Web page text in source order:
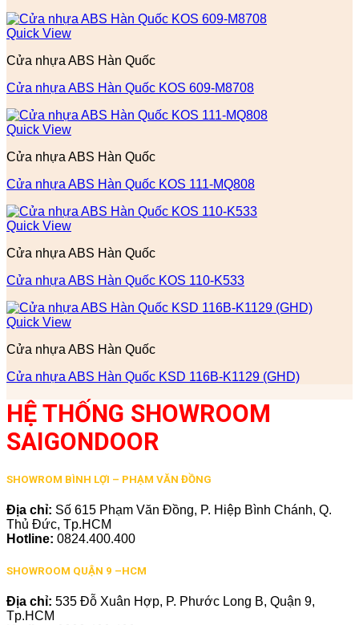
Quick View
Cửa nhựa ABS Hàn Quốc
Cửa nhựa ABS Hàn Quốc KOS 609-M8708
Quick View
Cửa nhựa ABS Hàn Quốc
Cửa nhựa ABS Hàn Quốc KOS 111-MQ808
Quick View
Cửa nhựa ABS Hàn Quốc
Cửa nhựa ABS Hàn Quốc KOS 110-K533
Quick View
Cửa nhựa ABS Hàn Quốc
Cửa nhựa ABS Hàn Quốc KSD 116B-K1129 (GHD)
HỆ THỐNG SHOWROOM
SAIGONDOOR
SHOWROM BÌNH LỢI – PHẠM VĂN ĐỒNG
Địa chỉ: Số 615 Phạm Văn Đồng, P. Hiệp Bình Chánh, Q.
Thủ Đức, Tp.HCM
Hotline: 0824.400.400
SHOWROOM QUẬN 9 –HCM
Địa chỉ: 535 Đỗ Xuân Hợp, P. Phước Long B, Quận 9,
Tp.HCM